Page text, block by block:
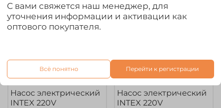
арт.66644
Насос электрический
INTEX 220V
арт.66620
Насос электрический
INTEX 220V
С вами свяжется наш менеджер, для
уточнения информации и активации как
оптового покупателя.
Всё понятно Перейти к регистрации